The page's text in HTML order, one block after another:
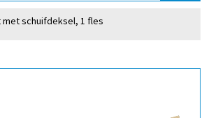
met schuifdeksel, 1 fles